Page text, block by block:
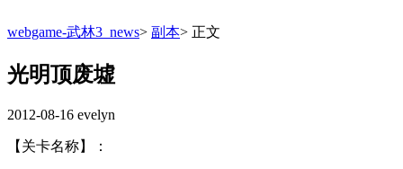
webgame-武林3_news> 副本> 正文
光明顶废墟
2012-08-16 evelyn
【关卡名称】：